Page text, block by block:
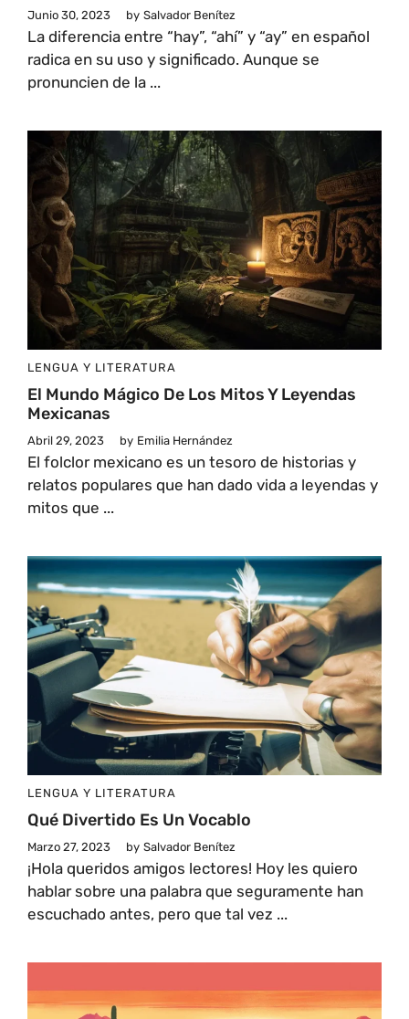
Junio 30, 2023 by Salvador Benítez
La diferencia entre “hay”, “ahí” y “ay” en español
radica en su uso y significado. Aunque se
pronuncien de la ...
LENGUA Y LITERATURA
El Mundo Mágico De Los Mitos Y Leyendas
Mexicanas
Abril 29, 2023 by Emilia Hernández
El folclor mexicano es un tesoro de historias y
relatos populares que han dado vida a leyendas y
mitos que ...
LENGUA Y LITERATURA
Qué Divertido Es Un Vocablo
Marzo 27, 2023 by Salvador Benítez
¡Hola queridos amigos lectores! Hoy les quiero
hablar sobre una palabra que seguramente han
escuchado antes, pero que tal vez ...